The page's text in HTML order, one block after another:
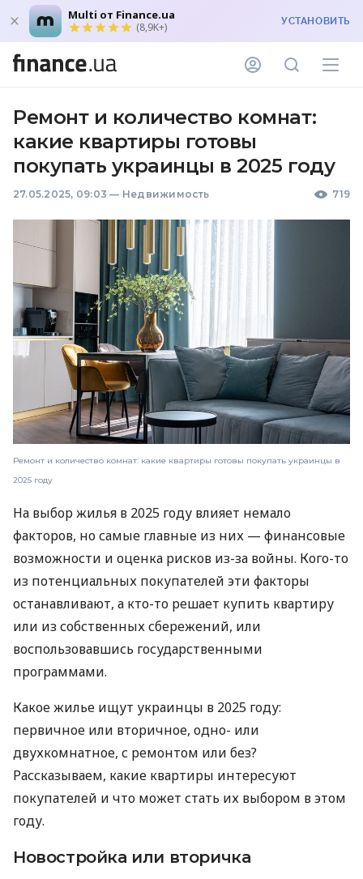
Multi от Finance.ua
(8,9K+) УСТАНОВИТЬ
Ремонт и количество комнат:
какие квартиры готовы
покупать украинцы в 2025 году
27.05.2025, 09:03 — Недвижимость 719
Ремонт и количество комнат: какие квартиры готовы покупать украинцы в
2025 году
На выбор жилья в 2025 году влияет немало
факторов, но самые главные из них — финансовые
возможности и оценка рисков из-за войны. Кого-то
из потенциальных покупателей эти факторы
останавливают, а кто-то решает купить квартиру
или из собственных сбережений, или
воспользовавшись государственными
программами.
Какое жилье ищут украинцы в 2025 году:
первичное или вторичное, одно- или
двухкомнатное, с ремонтом или без?
Рассказываем, какие квартиры интересуют
покупателей и что может стать их выбором в этом
году.
Новостройка или вторичка